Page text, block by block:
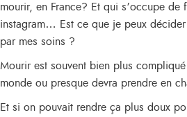
mourir, en France? Et qui s’occupe
instagram… Est ce que je peux
par mes soins ?
Mourir est souvent bien plus
monde ou presque devra prendre en
Et si on pouvait rendre ça plus doux